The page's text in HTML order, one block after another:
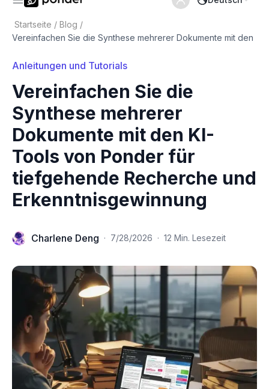
Startseite / Blog /
Vereinfachen Sie die Synthese mehrerer Dokumente mit den
Anleitungen und Tutorials
Vereinfachen Sie die
Synthese mehrerer
Dokumente mit den KI-
Tools von Ponder für
tiefgehende Recherche und
Erkenntnisgewinnung
Charlene Deng · 7/28/2026 · 12 Min. Lesezeit